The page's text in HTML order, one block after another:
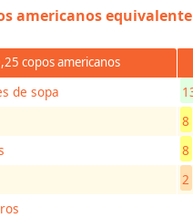
americanos
copos americanos
de sopa
8
8
2